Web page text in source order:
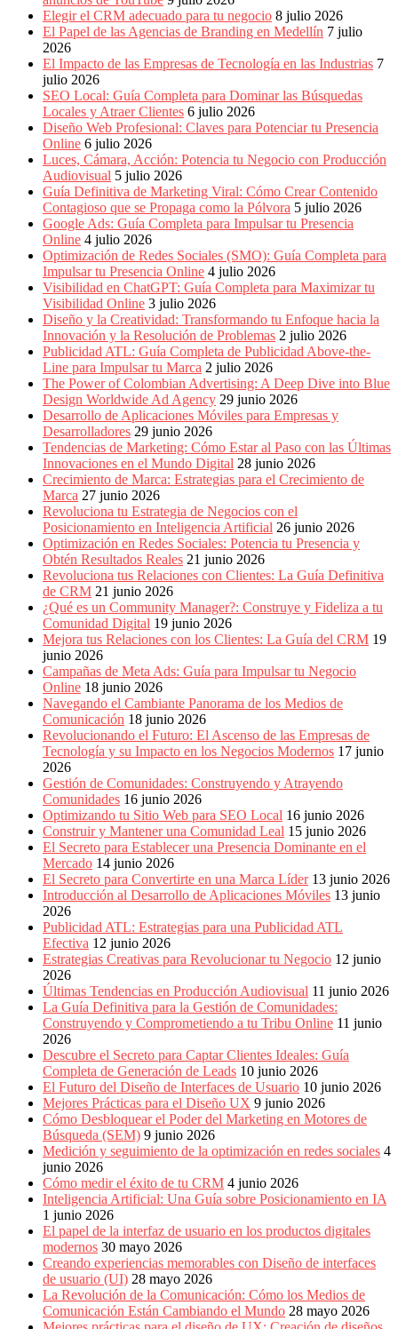
Periódicos
Producción
Gráfica
Colombia.
Elegir el CRM adecuado para tu negocio 8 julio 2026
El Papel de las Agencias de Branding en Medellín 7 julio
2026
El Impacto de las Empresas de Tecnología en las Industrias 7
julio 2026
SEO Local: Guía Completa para Dominar las Búsquedas
Locales y Atraer Clientes 6 julio 2026
Diseño Web Profesional: Claves para Potenciar tu Presencia
Online 6 julio 2026
Luces, Cámara, Acción: Potencia tu Negocio con Producción
Audiovisual 5 julio 2026
Guía Definitiva de Marketing Viral: Cómo Crear Contenido
Contagioso que se Propaga como la Pólvora 5 julio 2026
Google Ads: Guía Completa para Impulsar tu Presencia
Online 4 julio 2026
Optimización de Redes Sociales (SMO): Guía Completa para
Impulsar tu Presencia Online 4 julio 2026
Visibilidad en ChatGPT: Guía Completa para Maximizar tu
Visibilidad Online 3 julio 2026
Diseño y la Creatividad: Transformando tu Enfoque hacia la
Innovación y la Resolución de Problemas 2 julio 2026
Publicidad ATL: Guía Completa de Publicidad Above-the-
Line para Impulsar tu Marca 2 julio 2026
The Power of Colombian Advertising: A Deep Dive into Blue
Design Worldwide Ad Agency 29 junio 2026
Desarrollo de Aplicaciones Móviles para Empresas y
Desarrolladores 29 junio 2026
Tendencias de Marketing: Cómo Estar al Paso con las Últimas
Innovaciones en el Mundo Digital 28 junio 2026
Crecimiento de Marca: Estrategias para el Crecimiento de
Marca 27 junio 2026
Revoluciona tu Estrategia de Negocios con el
Posicionamiento en Inteligencia Artificial 26 junio 2026
Optimización en Redes Sociales: Potencia tu Presencia y
Obtén Resultados Reales 21 junio 2026
Revoluciona tus Relaciones con Clientes: La Guía Definitiva
de CRM 21 junio 2026
¿Qué es un Community Manager?: Construye y Fideliza a tu
Comunidad Digital 19 junio 2026
Mejora tus Relaciones con los Clientes: La Guía del CRM 19
junio 2026
Campañas de Meta Ads: Guía para Impulsar tu Negocio
Online 18 junio 2026
Navegando el Cambiante Panorama de los Medios de
Comunicación 18 junio 2026
Revolucionando el Futuro: El Ascenso de las Empresas de
Tecnología y su Impacto en los Negocios Modernos 17 junio
2026
Gestión de Comunidades: Construyendo y Atrayendo
Comunidades 16 junio 2026
Optimizando tu Sitio Web para SEO Local 16 junio 2026
Construir y Mantener una Comunidad Leal 15 junio 2026
El Secreto para Establecer una Presencia Dominante en el
Mercado 14 junio 2026
El Secreto para Convertirte en una Marca Líder 13 junio 2026
Introducción al Desarrollo de Aplicaciones Móviles 13 junio
2026
Publicidad ATL: Estrategias para una Publicidad ATL
Efectiva 12 junio 2026
Estrategias Creativas para Revolucionar tu Negocio 12 junio
2026
Últimas Tendencias en Producción Audiovisual 11 junio 2026
La Guía Definitiva para la Gestión de Comunidades:
Construyendo y Comprometiendo a tu Tribu Online 11 junio
2026
Descubre el Secreto para Captar Clientes Ideales: Guía
Completa de Generación de Leads 10 junio 2026
El Futuro del Diseño de Interfaces de Usuario 10 junio 2026
Mejores Prácticas para el Diseño UX 9 junio 2026
Cómo Desbloquear el Poder del Marketing en Motores de
Búsqueda (SEM) 9 junio 2026
Medición y seguimiento de la optimización en redes sociales 4
junio 2026
Cómo medir el éxito de tu CRM 4 junio 2026
Inteligencia Artificial: Una Guía sobre Posicionamiento en IA
1 junio 2026
El papel de la interfaz de usuario en los productos digitales
modernos 30 mayo 2026
Creando experiencias memorables con Diseño de interfaces
de usuario (UI) 28 mayo 2026
La Revolución de la Comunicación: Cómo los Medios de
Comunicación Están Cambiando el Mundo 28 mayo 2026